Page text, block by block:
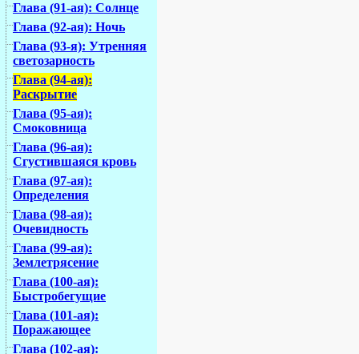
Глава (91-ая): Солнце
Глава (92-ая): Ночь
Глава (93-я): Утренняя
светозарность
Глава (94-ая):
Раскрытие
Глава (95-ая):
Смоковница
Глава (96-ая):
Сгустившаяся кровь
Глава (97-ая):
Определения
Глава (98-ая):
Очевидность
Глава (99-ая):
Землетрясение
Глава (100-ая):
Быстробегущие
Глава (101-ая):
Поражающее
Глава (102-ая):